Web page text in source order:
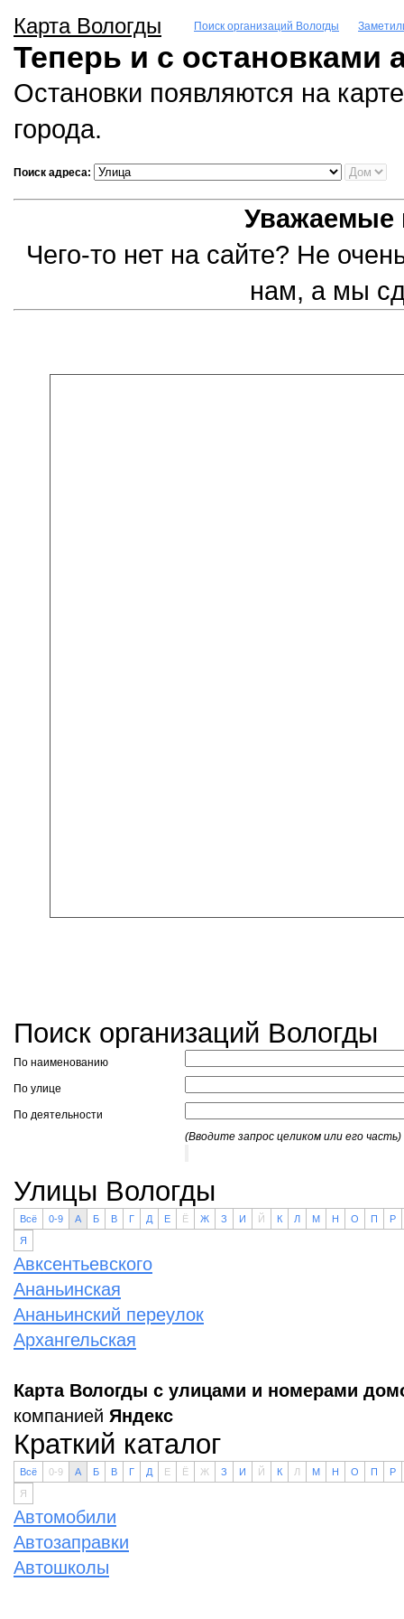
Карта Вологды Поиск организаций Вологды
Теперь и с остановками
Остановки появляются на
города.
Поиск адреса:
Уважаемые
Чего-то нет на сайте? Не
нам, а мы
Поиск организаций Вологды
По наименованию
По улице
По деятельности
(Вводите запрос целиком или его часть)
Улицы Вологды
Всё 0-9 А Б В Г Д Е Ё Ж З И Й К Л М Н О П
Р
Я
Авксентьевского
Ананьинская
Ананьинский переулок
Архангельская
Карта Вологды с улицами и номерами
компанией Яндекс
Краткий каталог
Всё 0-9 А Б В Г Д Е Ё Ж З И Й К Л М Н О П
Р
Я
Автомобили
Автозаправки
Автошколы